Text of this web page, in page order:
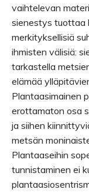
vaihtelevan
sienestys tuottaa
merkityksellisiä
ihmisten välisiä:
tarkastella
elämää
Plantaasimainen
erottamaton osa
ja siihen
metsän
Plantaaseihin
tunnistaminen ei